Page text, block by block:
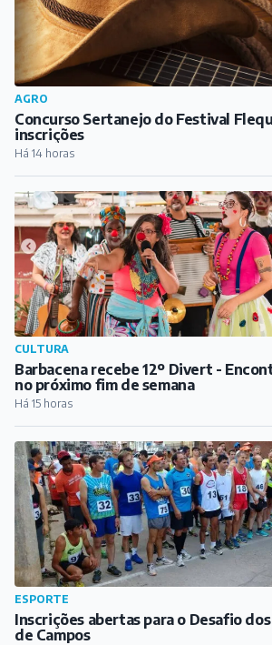
AGRO
Concurso Sertanejo do Festival
inscrições
Há 14 horas
CULTURA
Barbacena recebe 12º Divert -
no próximo fim de semana
Há 15 horas
ESPORTE
Inscrições abertas para o Desafio
de Campos